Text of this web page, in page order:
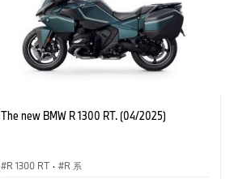
The new BMW R 1300 RT. (04/2025)
R 1300 RT · R 系